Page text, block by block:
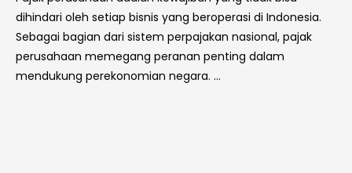
dihindari oleh setiap bisnis yang beroperasi di Indonesia.
Sebagai bagian dari sistem perpajakan nasional, pajak
perusahaan memegang peranan penting dalam
mendukung perekonomian negara. …